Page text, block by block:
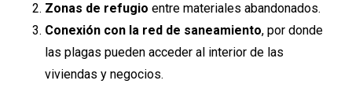
Zonas de refugio entre materiales abandonados.
Conexión con la red de saneamiento, por donde
las plagas pueden acceder al interior de las
viviendas y negocios.